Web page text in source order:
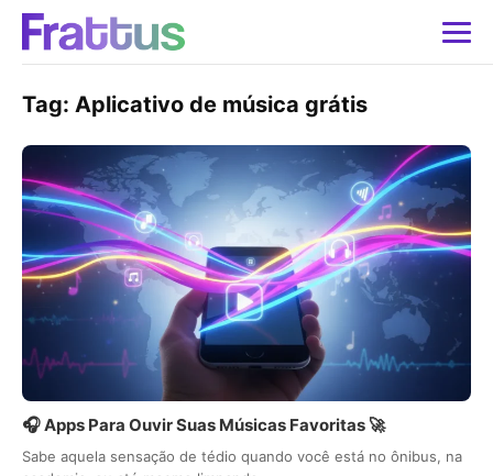
Tag: Aplicativo de música grátis
🎧 Apps Para Ouvir Suas Músicas Favoritas 🚀
Sabe aquela sensação de tédio quando você está no ônibus, na